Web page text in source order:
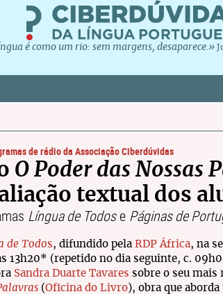
é como um rio: sem margens, desaparece.»
de rádio da Associação Ciberdúvidas
O Poder das Nossas
textual dos
Língua de Todose Páginas de
de Todos, difundido pela RDP África, na
13h20* (repetido no dia seguinte, c.
Sandra Duarte Tavares sobre o seu mais
(Oficina do Livro), obra que aborda